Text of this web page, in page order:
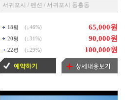
서귀포시 / 펜션 / 서귀포시 동홍동
18평 (↓ 46%) 65,000원
20평 (↓ 31%) 90,000원
22평 (↓ 29%) 100,000원